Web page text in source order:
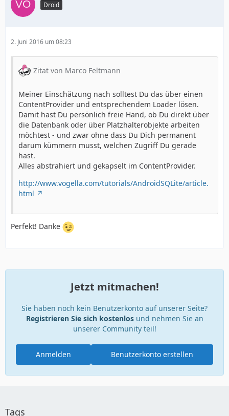
Droid
2. Juni 2016 um 08:23
Zitat von Marco Feltmann
Meiner Einschätzung nach solltest Du das über einen
ContentProvider und entsprechendem Loader lösen.
Damit hast Du persönlich freie Hand, ob Du direkt über
die Datenbank oder über Platzhalterobjekte arbeiten
möchtest - und zwar ohne dass Du Dich permanent
darum kümmern musst, welchen Zugriff Du gerade
hast.
Alles abstrahiert und gekapselt im ContentProvider.
http://www.vogella.com/tutorials/AndroidSQLite/article.
html
Perfekt! Danke
Jetzt mitmachen!
Sie haben noch kein Benutzerkonto auf unserer Seite?
Registrieren Sie sich kostenlosund nehmen Sie an
unserer Community teil!
Benutzerkonto erstellen
Anmelden
Tags